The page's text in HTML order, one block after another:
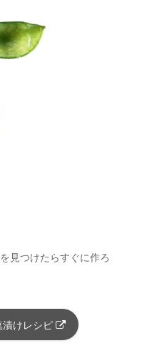
見つけたらすぐに作ろ
けレシピ